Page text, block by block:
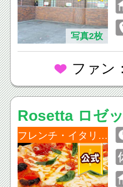
写真2枚
ファン
Rosetta ロゼ
フレンチ・イタリアン